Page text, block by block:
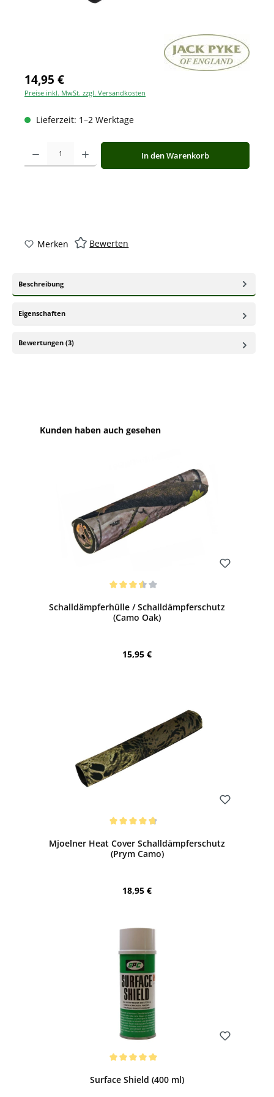
14,95 €
Preise inkl. MwSt. zzgl. Versandkosten
Lieferzeit: 1–2 Werktage
Produkt Anzahl: Gib den gewünschten Wert ein oder benutze die
In den Warenkorb
Merken Bewerten
Beschreibung
Eigenschaften
Bewertungen (3)
Produktgalerie überspringen
Kunden haben auch gesehen
Schalldämpferhülle / Schalldämpferschutz
(Camo Oak)
Regulärer Preis:
15,95 €
Mjoelner Heat Cover Schalldämpferschutz
(Prym Camo)
Regulärer Preis:
18,95 €
Surface Shield (400 ml)